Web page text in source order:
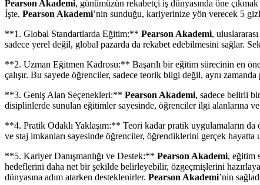
Pearson Akademi, günümüzün rekabetçi iş dünyasında öne
İşte, Pearson Akademi’nin sunduğu, kariyerinize yön verecek 5
**1. Global Standartlarda Eğitim:** Pearson Akademi,
sadece yerel değil, global pazarda da rekabet edebilmesini sağlar.
**2. Uzman Eğitmen Kadrosu:** Başarılı bir eğitim sürecinin en
çalışır. Bu sayede öğrenciler, sadece teorik bilgi değil, aynı
**3. Geniş Alan Seçenekleri:** Pearson Akademi, sadece belirli
disiplinlerde sunulan eğitimler sayesinde, öğrenciler ilgi alanlarına
**4. Pratik Odaklı Yaklaşım:** Teori kadar pratik uygulamaların da
ve staj imkanları sayesinde öğrenciler, öğrendiklerini gerçek hayatta
**5. Kariyer Danışmanlığı ve Destek:** Pearson Akademi, eğitim
hedeflerini daha net bir şekilde belirleyebilir, özgeçmişlerini
dünyasına adım atarken desteklenirler. Pearson Akademi’nin